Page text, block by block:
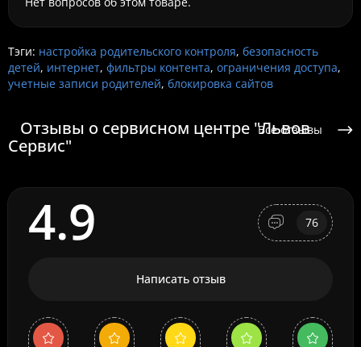
Тэги: настройка родительского контроля, безопасность
детей, интернет, фильтры контента, ограничения доступа,
учетные записи родителей, блокировка сайтов
Отзывы о сервисном центре "Львов
Сервис"
Все отзывы
4.9 76
Написать отзыв